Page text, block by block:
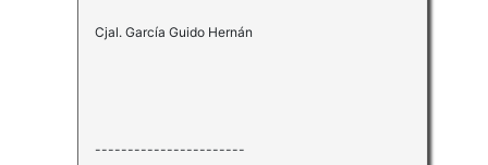
Cjal. García Guido Hernán
-----------------------